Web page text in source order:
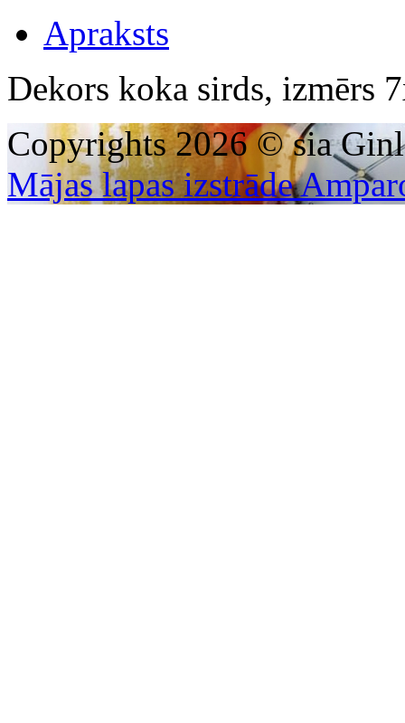
Apraksts
Dekors koka sirds, izmērs
Copyrights 2026 © sia
Mājas lapas izstrāde